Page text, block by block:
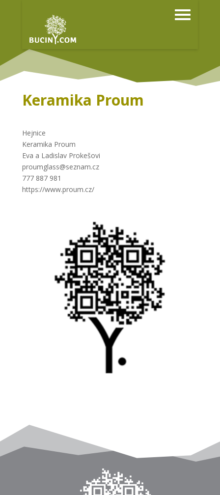
Keramika Proum
Hejnice
Keramika Proum
Eva a Ladislav Prokešovi
proumglass@seznam.cz
777 887 981
https://www.proum.cz/